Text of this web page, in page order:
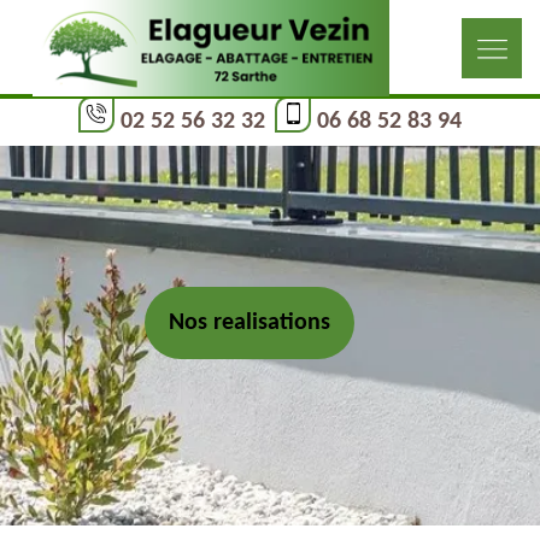
02 52 56 32 32 06 68 52 83 94
Nos realisations